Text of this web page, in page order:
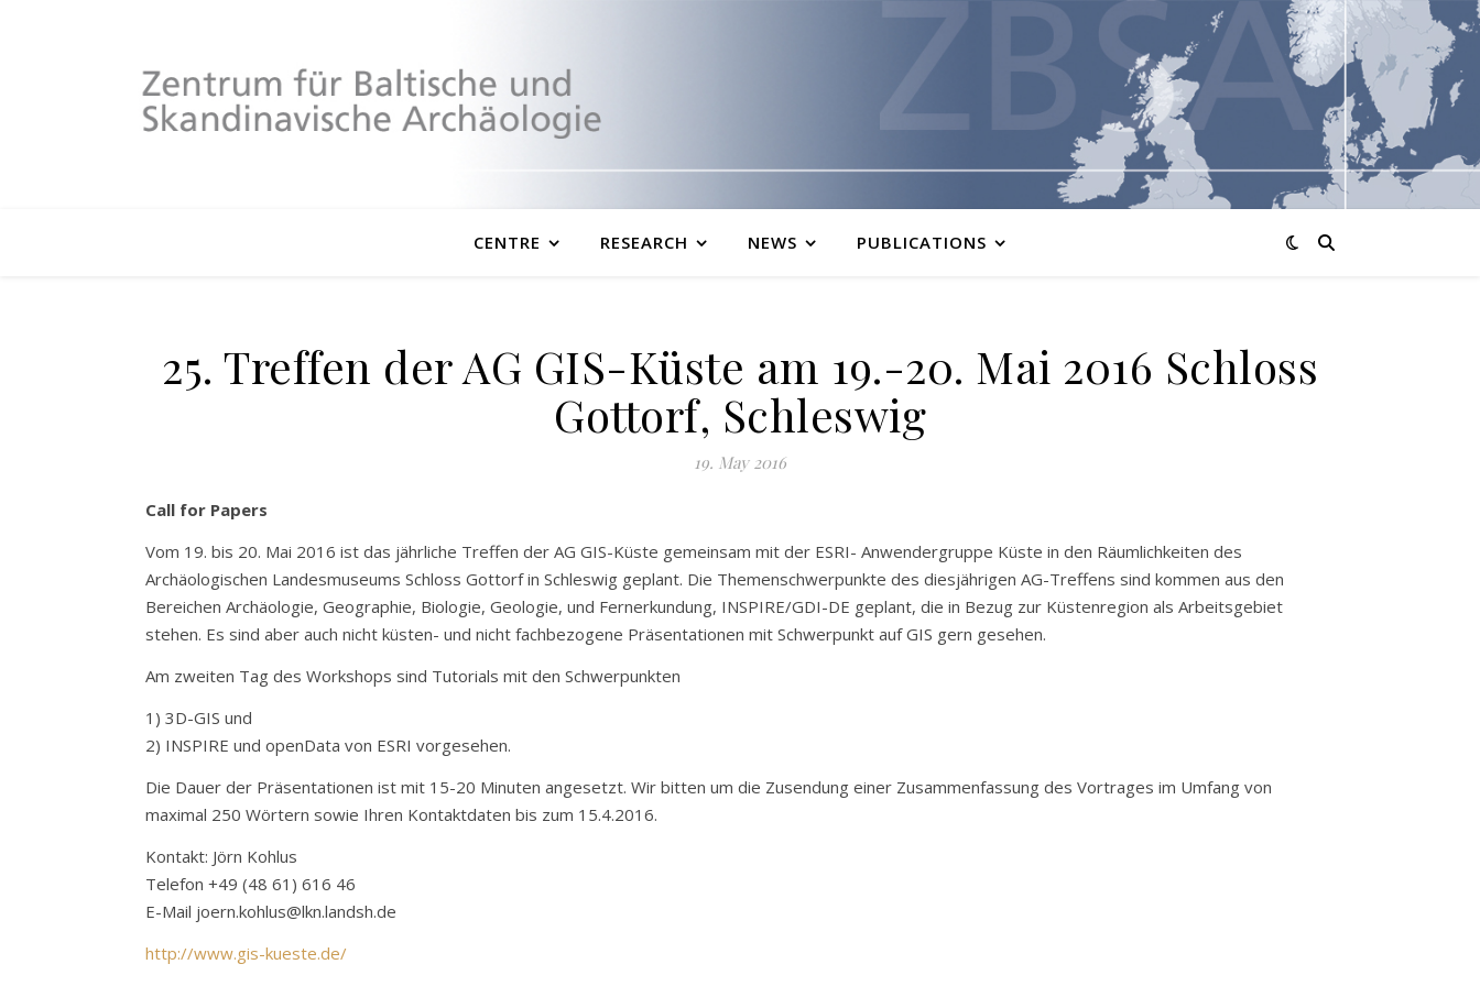
CENTRE RESEARCH NEWS PUBLICATIONS
25. Treffen der AG GIS-Küste am 19.-20. Mai 2016 Schloss
Gottorf, Schleswig
19. May 2016
Call for Papers
Vom 19. bis 20. Mai 2016 ist das jährliche Treffen der AG GIS-Küste gemeinsam mit der ESRI- Anwendergruppe Küste in den Räumlichkeiten des
Archäologischen Landesmuseums Schloss Gottorf in Schleswig geplant. Die Themenschwerpunkte des diesjährigen AG-Treffens sind kommen aus den
Bereichen Archäologie, Geographie, Biologie, Geologie, und Fernerkundung, INSPIRE/GDI-DE geplant, die in Bezug zur Küstenregion als Arbeitsgebiet
stehen. Es sind aber auch nicht küsten- und nicht fachbezogene Präsentationen mit Schwerpunkt auf GIS gern gesehen.
Am zweiten Tag des Workshops sind Tutorials mit den Schwerpunkten
1) 3D-GIS und
2) INSPIRE und openData von ESRI vorgesehen.
Die Dauer der Präsentationen ist mit 15-20 Minuten angesetzt. Wir bitten um die Zusendung einer Zusammenfassung des Vortrages im Umfang von
maximal 250 Wörtern sowie Ihren Kontaktdaten bis zum 15.4.2016.
Kontakt: Jörn Kohlus
Telefon +49 (48 61) 616 46
E-Mail joern.kohlus@lkn.landsh.de
http://www.gis-kueste.de/